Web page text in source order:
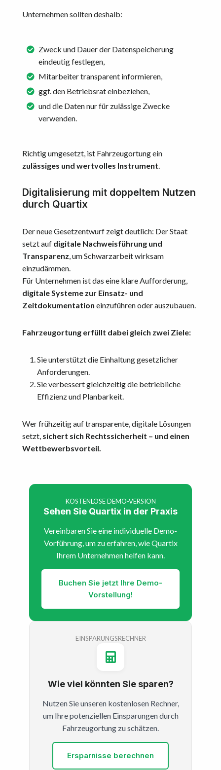
Unternehmen sollten deshalb:
Zweck und Dauer der Datenspeicherung
eindeutig festlegen,
Mitarbeiter transparent informieren,
ggf. den Betriebsrat einbeziehen,
und die Daten nur für zulässige Zwecke
verwenden.
Richtig umgesetzt, ist Fahrzeugortung ein
zulässiges und wertvolles Instrument.
Digitalisierung mit doppeltem Nutzen
durch Quartix
Der neue Gesetzentwurf zeigt deutlich: Der Staat
setzt auf digitale Nachweisführung und
Transparenz, um Schwarzarbeit wirksam
einzudämmen.
Für Unternehmen ist das eine klare Aufforderung,
digitale Systeme zur Einsatz- und
Zeitdokumentation einzuführen oder auszubauen.
Fahrzeugortung erfüllt dabei gleich zwei Ziele:
Sie unterstützt die Einhaltung gesetzlicher
Anforderungen.
Sie verbessert gleichzeitig die betriebliche
Effizienz und Planbarkeit.
Wer frühzeitig auf transparente, digitale Lösungen
setzt, sichert sich Rechtssicherheit – und einen
Wettbewerbsvorteil.
KOSTENLOSE DEMO-VERSION
Sehen Sie Quartix in der Praxis
Vereinbaren Sie eine individuelle Demo-
Vorführung, um zu erfahren, wie Quartix
Ihrem Unternehmen helfen kann.
Buchen Sie jetzt Ihre Demo-
Vorstellung!
EINSPARUNGSRECHNER
Wie viel könnten Sie sparen?
Nutzen Sie unseren kostenlosen Rechner,
um Ihre potenziellen Einsparungen durch
Fahrzeugortung zu schätzen.
Ersparnisse berechnen